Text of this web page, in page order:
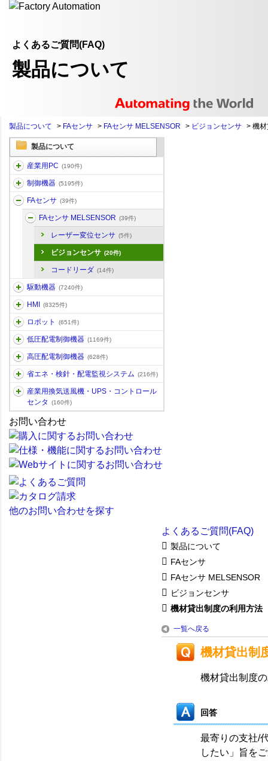
よくあるご質問(FAQ)
製品について
製品について > FAセンサ > FAセンサ MELSENSOR > ビジョンセンサ > 機
製品について
産業用PC (190件)
制御機器 (5195件)
FAセンサ (39件)
FAセンサ MELSENSOR (39件)
レーザー変位センサ (5件)
ビジョンセンサ (20件)
コードリーダ (14件)
駆動機器 (7240件)
HMI (8325件)
ロボット (651件)
低圧配電制御機器 (1169件)
高圧配電制御機器 (628件)
省エネ・検針・配電監視システム (216件)
産業用換気送風機・UPS・コントロール
センタ
(160件)
お問い合わせ
他のお問い合わせを探す
よくあるご質問(FAQ)
製品について
FAセンサ
FAセンサ MELSENSOR
ビジョンセンサ
機材貸出制度の利用方法
一覧へ戻る
機材貸出制
機材貸出制度
回答
最寄りの支社/
したい」旨を